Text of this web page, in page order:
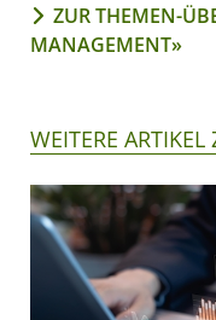
ZUR THEMEN-
MANAGEMENT»
WEITERE